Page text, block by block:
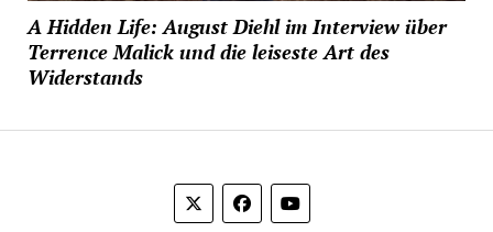
A Hidden Life: August Diehl im Interview über
Terrence Malick und die leiseste Art des
Widerstands